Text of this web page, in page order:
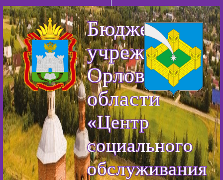
Бюджетное
учреждение
Орловской
области
«Центр
социального
обслуживания